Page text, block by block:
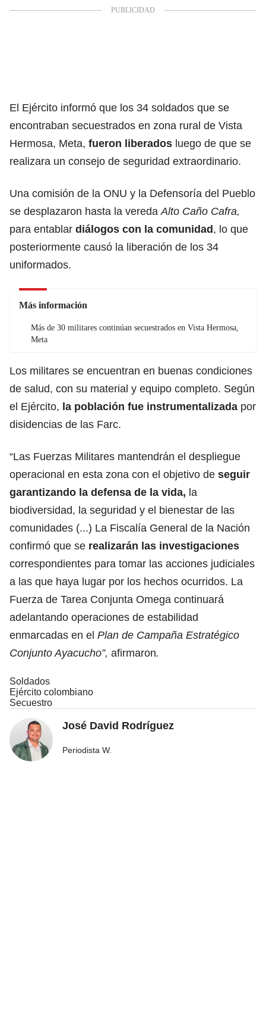
El Ejército informó que los 34 soldados que se
encontraban secuestrados en zona rural de Vista
Hermosa, Meta, fueron liberados luego de que se
realizara un consejo de seguridad extraordinario.
Una comisión de la ONU y la Defensoría del Pueblo
se desplazaron hasta la vereda Alto Caño Cafra,
para entablar diálogos con la comunidad, lo que
posteriormente causó la liberación de los 34
uniformados.
Más información
Más de 30 militares continúan secuestrados en Vista Hermosa,
Meta
Los militares se encuentran en buenas condiciones
de salud, con su material y equipo completo. Según
el Ejército, la población fue instrumentalizada por
disidencias de las Farc.
“Las Fuerzas Militares mantendrán el despliegue
operacional en esta zona con el objetivo de seguir
garantizando la defensa de la vida, la
biodiversidad, la seguridad y el bienestar de las
comunidades (...) La Fiscalía General de la Nación
confirmó que se realizarán las investigaciones
correspondientes para tomar las acciones judiciales
a las que haya lugar por los hechos ocurridos. La
Fuerza de Tarea Conjunta Omega continuará
adelantando operaciones de estabilidad
enmarcadas en el Plan de Campaña Estratégico
Conjunto Ayacucho”, afirmaron.
Soldados
Ejército colombiano
Secuestro
José David Rodríguez
Periodista W.